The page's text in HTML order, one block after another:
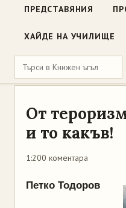
ПРЕДСТАВЯНИЯ
ХАЙДЕ НА УЧИЛИЩЕ
От
и то какъв!
1:200 коментара
Петко Тодоров